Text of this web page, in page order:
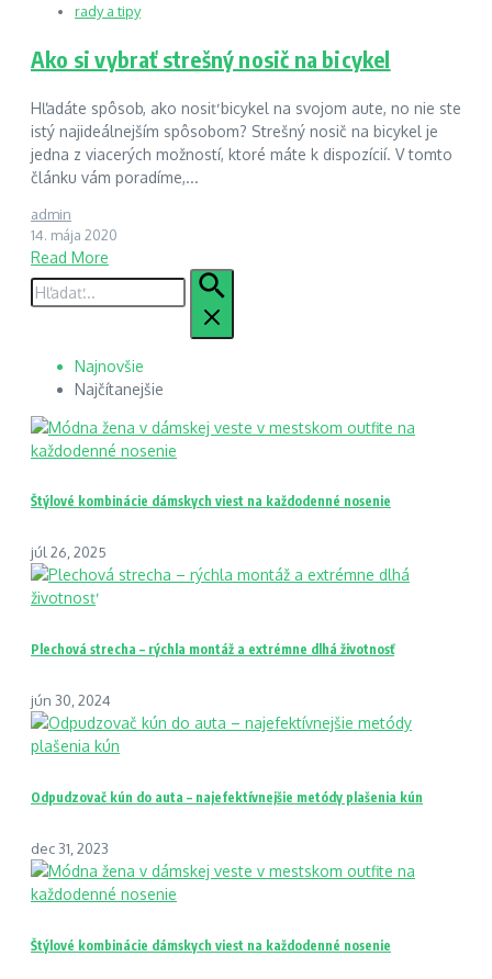
rady a tipy
Ako si vybrať strešný nosič na bicykel
Hľadáte spôsob, ako nosiť bicykel na svojom aute, no nie ste
istý najideálnejším spôsobom? Strešný nosič na bicykel je
jedna z viacerých možností, ktoré máte k dispozícií. V tomto
článku vám poradíme,...
admin
14. mája 2020
Read More
Hľadať:
Najnovšie
Najčítanejšie
Štýlové kombinácie dámskych viest na každodenné nosenie
júl 26, 2025
Plechová strecha – rýchla montáž a extrémne dlhá životnosť
jún 30, 2024
Odpudzovač kún do auta – najefektívnejšie metódy plašenia kún
dec 31, 2023
Štýlové kombinácie dámskych viest na každodenné nosenie